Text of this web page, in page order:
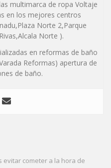
multimarca de ropa Voltaje
en los mejores centros
Norte 2,Parque
Norte ).
en reformas de baño
Reformas) apertura de
de baño.
evitar cometer a la hora de